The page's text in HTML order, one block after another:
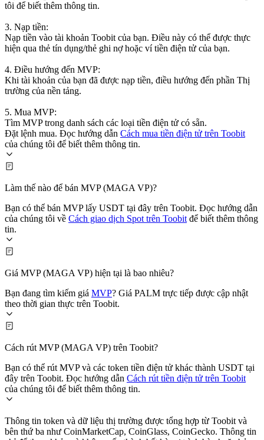
tôi để biết thêm thông tin.
3. Nạp tiền:
Nạp tiền vào tài khoản Toobit của bạn. Điều này có thể được thực
hiện qua thẻ tín dụng/thẻ ghi nợ hoặc ví tiền điện tử của bạn.
4. Điều hướng đến MVP:
Khi tài khoản của bạn đã được nạp tiền, điều hướng đến phần Thị
trường của nền tảng.
5. Mua MVP:
Tìm MVP trong danh sách các loại tiền điện tử có sẵn.
Đặt lệnh mua. Đọc hướng dẫn Cách mua tiền điện tử trên Toobit
của chúng tôi để biết thêm thông tin.
Làm thế nào để bán MVP (MAGA VP)?
Bạn có thể bán MVP lấy USDT tại đây trên Toobit. Đọc hướng dẫn
của chúng tôi về Cách giao dịch Spot trên Toobit để biết thêm thông
tin.
Giá MVP (MAGA VP) hiện tại là bao nhiêu?
Bạn đang tìm kiếm giá MVP? Giá PALM trực tiếp được cập nhật
theo thời gian thực trên Toobit.
Cách rút MVP (MAGA VP) trên Toobit?
Bạn có thể rút MVP và các token tiền điện tử khác thành USDT tại
đây trên Toobit. Đọc hướng dẫn Cách rút tiền điện tử trên Toobit
của chúng tôi để biết thêm thông tin.
Thông tin token và dữ liệu thị trường được tổng hợp từ Toobit và
bên thứ ba như CoinMarketCap, CoinGlass, CoinGecko. Thông tin